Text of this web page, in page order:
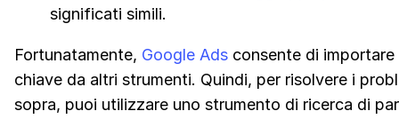
significati simili.
Fortunatamente, Google Ads consente di importare
chiave da altri strumenti. Quindi, per risolvere i
sopra, puoi utilizzare uno strumento di ricerca di